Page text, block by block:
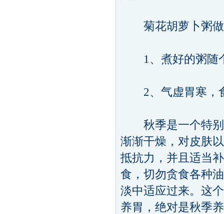
菊花胡萝卜粥做
1、煮好的粥随
2、气虚胃寒，
秋季是一个特别
渐渐干燥，对皮肤
抵抗力，并且适当
食，切勿贪食各种
淡中适应过来。这
养胃，绝对是秋季